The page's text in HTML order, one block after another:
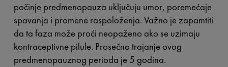
počinje predmenopauza uključuju umor, poremećaje
spavanja i promene raspoloženja. Važno je zapamtiti
da ta faza može proći neopaženo ako se uzimaju
kontraceptivne pilule. Prosečno trajanje ovog
predmenopauznog perioda je 5 godina.